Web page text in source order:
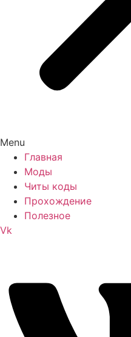
Menu
Главная
Моды
Читы коды
Прохождение
Полезное
Vk